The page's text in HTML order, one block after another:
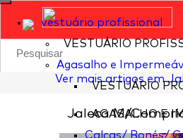
vestuário profissional
VESTUÁRIO
Agasalho e
VESTUÁRIO
AGASALHO E
Calças/ Bonés/
Ver mais artigos em
Jaleca M/